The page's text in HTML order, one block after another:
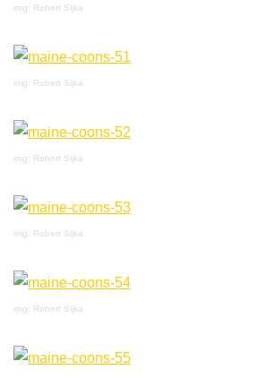
img: Robert Sijka
img: Robert Sijka
img: Robert Sijka
img: Robert Sijka
img: Robert Sijka